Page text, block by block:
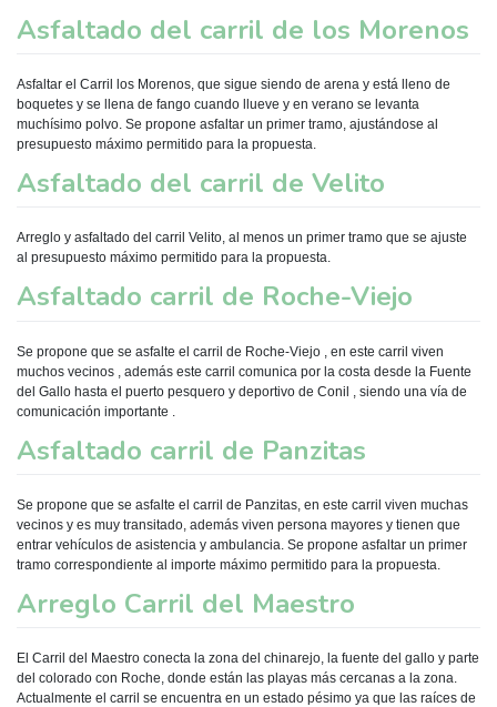
Asfaltado del carril de los Morenos
Asfaltar el Carril los Morenos, que sigue siendo de arena y está lleno de
boquetes y se llena de fango cuando llueve y en verano se levanta
muchísimo polvo. Se propone asfaltar un primer tramo, ajustándose al
presupuesto máximo permitido para la propuesta.
Asfaltado del carril de Velito
Arreglo y asfaltado del carril Velito, al menos un primer tramo que se ajuste
al presupuesto máximo permitido para la propuesta.
Asfaltado carril de Roche-Viejo
Se propone que se asfalte el carril de Roche-Viejo , en este carril viven
muchos vecinos , además este carril comunica por la costa desde la Fuente
del Gallo hasta el puerto pesquero y deportivo de Conil , siendo una vía de
comunicación importante .
Asfaltado carril de Panzitas
Se propone que se asfalte el carril de Panzitas, en este carril viven muchas
vecinos y es muy transitado, además viven persona mayores y tienen que
entrar vehículos de asistencia y ambulancia. Se propone asfaltar un primer
tramo correspondiente al importe máximo permitido para la propuesta.
Arreglo Carril del Maestro
El Carril del Maestro conecta la zona del chinarejo, la fuente del gallo y parte
del colorado con Roche, donde están las playas más cercanas a la zona.
Actualmente el carril se encuentra en un estado pésimo ya que las raíces de